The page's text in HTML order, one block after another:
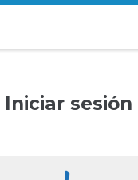
Iniciar sesión